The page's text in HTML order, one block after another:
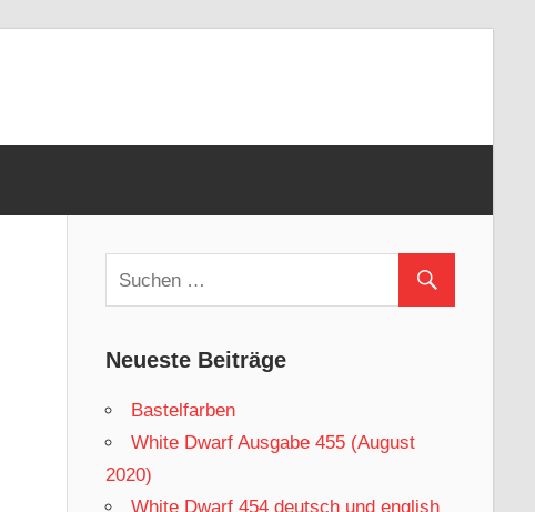
Neueste Beiträge
Bastelfarben
White Dwarf Ausgabe 455 (August
2020)
White Dwarf 454 deutsch und english